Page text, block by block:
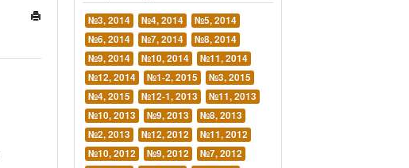
№3, 2014 №4, 2014
№5, 2014
№6, 2014
№7, 2014
№8, 2014
№9, 2014
№10, 2014
№11, 2014
№12, 2014
№1-2, 2015
№3, 2015
№4, 2015
№12-1, 2013
№11, 2013
№10, 2013
№9, 2013
№8, 2013
№2, 2013
№12, 2012
№11, 2012
№10, 2012
№9, 2012
№7, 2012